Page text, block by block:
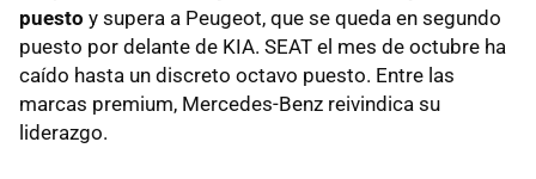
puesto y supera a Peugeot, que se queda en segundo
puesto por delante de KIA. SEAT el mes de octubre ha
caído hasta un discreto octavo puesto. Entre las
marcas premium, Mercedes-Benz reivindica su
liderazgo.